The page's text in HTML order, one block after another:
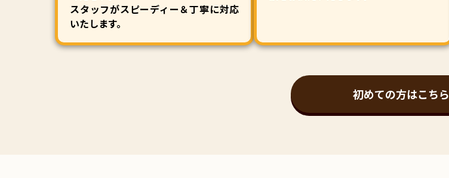
スタッフがスピーディー＆丁寧に対応
いたします。
初めての方はこちら